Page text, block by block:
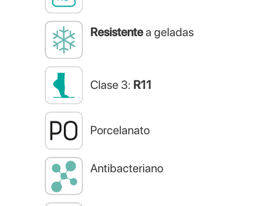
Resistentea geladas
Clase 3: R11
Porcelanato
Antibacteriano